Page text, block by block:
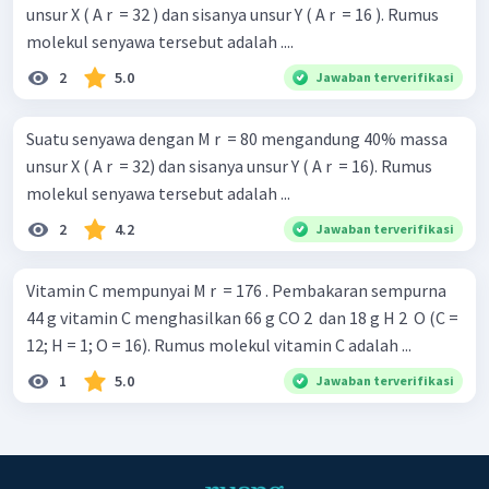
unsur X ( A r ​ = 32 ) dan sisanya unsur Y ( A r ​ = 16 ). Rumus
molekul senyawa tersebut adalah ....
2 5.0 Jawaban terverifikasi
Suatu senyawa dengan M r ​ = 80 mengandung 40% massa
unsur X ( A r ​ = 32) dan sisanya unsur Y ( A r ​ = 16). Rumus
molekul senyawa tersebut adalah ...
2 4.2 Jawaban terverifikasi
Vitamin C mempunyai M r ​ = 176 . Pembakaran sempurna
44 g vitamin C menghasilkan 66 g CO 2 ​ dan 18 g H 2 ​ O (C =
12; H = 1; O = 16). Rumus molekul vitamin C adalah ...
1 5.0 Jawaban terverifikasi